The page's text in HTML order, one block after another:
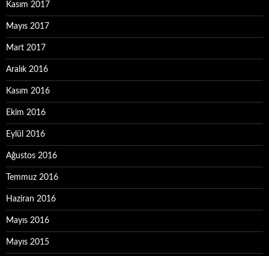
Kasım 2017
Mayıs 2017
Mart 2017
Aralık 2016
Kasım 2016
Ekim 2016
Eylül 2016
Ağustos 2016
Temmuz 2016
Haziran 2016
Mayıs 2016
Mayıs 2015